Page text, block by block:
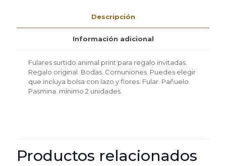
Descripción
Información adicional
Fulares surtido animal print para regalo invitadas.
Regalo original. Bodas. Comuniones. Puedes elegir
que incluya bolsa con lazo y flores. Fular. Pañuelo.
Pasmina. mínimo 2 unidades.
Productos relacionados